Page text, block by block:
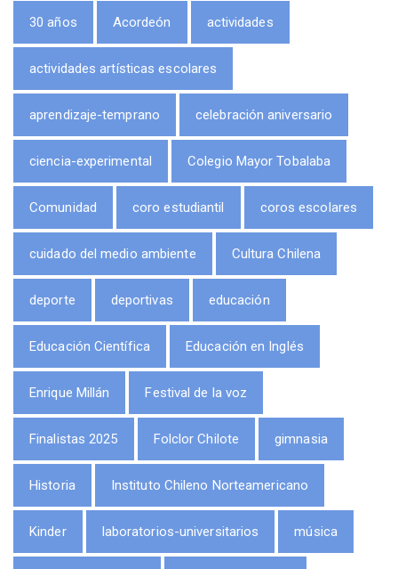
30 años Acordeón actividades
actividades artísticas escolares
aprendizaje-temprano celebración aniversario
ciencia-experimental Colegio Mayor Tobalaba
Comunidad coro estudiantil coros escolares
cuidado del medio ambiente Cultura Chilena
deporte deportivas educación
Educación Científica Educación en Inglés
Enrique Millán Festival de la voz
Finalistas 2025 Folclor Chilote gimnasia
Historia Instituto Chileno Norteamericano
Kinder laboratorios-universitarios música